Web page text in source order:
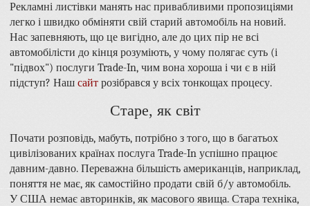
Рекламні листівки манять нас привабливими пропозиціями
легко і швидко обміняти свій старий автомобіль на новий.
Нас запевняють, що це вигідно, але до цих пір не всі
автомобілісти до кінця розуміють, у чому полягає суть (і
"підвох") послуги Trade-In, чим вона хороша і чи є в ній
підступ? Наш сайт розібрався у всіх тонкощах процесу.
Старе, як світ
Почати розповідь, мабуть, потрібно з того, що в багатьох
цивілізованих країнах послуга Trade-In успішно працює
давним-давно. Переважна більшість американців, наприклад,
поняття не має, як самостійно продати свій б/у автомобіль.
У США немає авторинків, як масового явища. Стара техніка,